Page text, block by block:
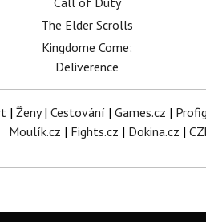
The Elder Scrolls
Kingdome Come:
Deliverence
| Ženy| Cestování | Games.cz |
Moulík.cz | Fights.cz | Dokina.cz |